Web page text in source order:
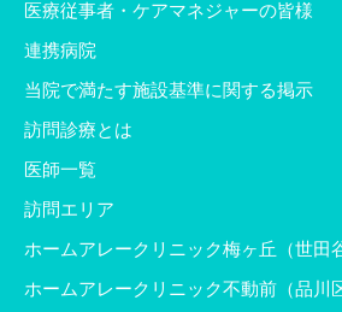
医療従事者・ケアマネジャーの皆様
連携病院
当院で満たす施設基準に関する掲示
訪問診療とは
医師一覧
訪問エリア
ホームアレークリニック梅ヶ丘（世田
ホームアレークリニック不動前（品川